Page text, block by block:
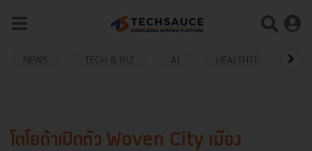
NEWS TECH & BIZ AI HEALTHTECH
โตโยต้าเปิดตัว Woven City เมือง